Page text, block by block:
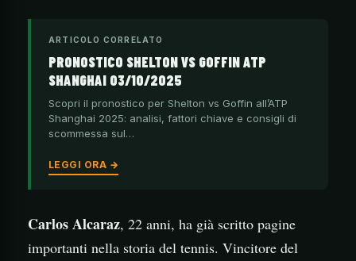
ARTICOLO CORRELATO
PRONOSTICO SHELTON VS GOFFIN ATP
SHANGHAI 03/10/2025
Scopri il pronostico per Shelton vs Goffin all’ATP
Shanghai 2025: analisi, fattori chiave e consigli di
scommessa sul…
LEGGI ORA →
Carlos Alcaraz, 22 anni, ha già scritto pagine
importanti nella storia del tennis. Vincitore del